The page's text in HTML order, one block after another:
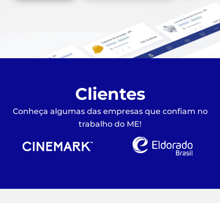
Clientes
Conheça algumas das empresas que confiam no
trabalho do ME!